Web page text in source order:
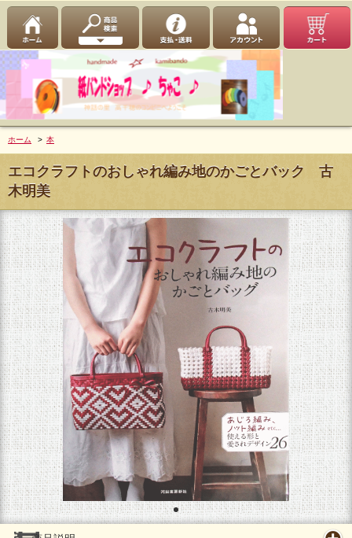
ホーム > 本
エコクラフトのおしゃれ編み地のかごとバック 古
木明美